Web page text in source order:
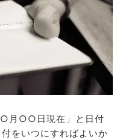
月○○日現在」と日付
をいつにすればよいか